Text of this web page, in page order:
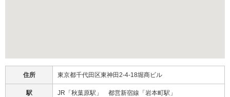
住所 東京都千代田区東神田2-4-18堀商ビル
駅 JR「秋葉原駅」 都営新宿線「岩本町駅」